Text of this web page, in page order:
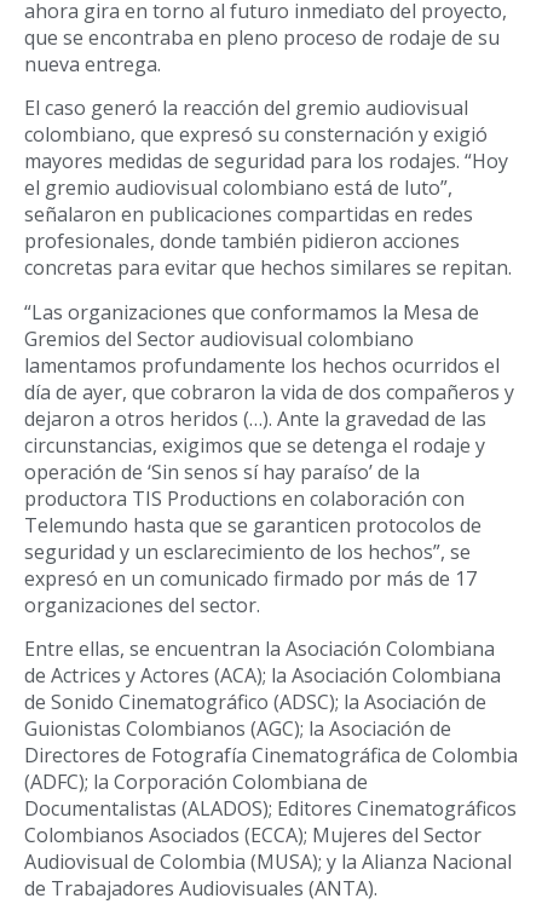
ahora gira en torno al futuro inmediato del proyecto,
que se encontraba en pleno proceso de rodaje de su
nueva entrega.
El caso generó la reacción del gremio audiovisual
colombiano, que expresó su consternación y exigió
mayores medidas de seguridad para los rodajes. “Hoy
el gremio audiovisual colombiano está de luto”,
señalaron en publicaciones compartidas en redes
profesionales, donde también pidieron acciones
concretas para evitar que hechos similares se repitan.
“Las organizaciones que conformamos la Mesa de
Gremios del Sector audiovisual colombiano
lamentamos profundamente los hechos ocurridos el
día de ayer, que cobraron la vida de dos compañeros y
dejaron a otros heridos (…). Ante la gravedad de las
circunstancias, exigimos que se detenga el rodaje y
operación de ‘Sin senos sí hay paraíso’ de la
productora TIS Productions en colaboración con
Telemundo hasta que se garanticen protocolos de
seguridad y un esclarecimiento de los hechos”, se
expresó en un comunicado firmado por más de 17
organizaciones del sector.
Entre ellas, se encuentran la Asociación Colombiana
de Actrices y Actores (ACA); la Asociación Colombiana
de Sonido Cinematográfico (ADSC); la Asociación de
Guionistas Colombianos (AGC); la Asociación de
Directores de Fotografía Cinematográfica de Colombia
(ADFC); la Corporación Colombiana de
Documentalistas (ALADOS); Editores Cinematográficos
Colombianos Asociados (ECCA); Mujeres del Sector
Audiovisual de Colombia (MUSA); y la Alianza Nacional
de Trabajadores Audiovisuales (ANTA).